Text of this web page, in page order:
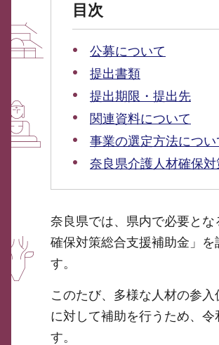
目次
公募について
提出書類
提出期限・提出先
関連資料について
事業の選定方法につい
奈良県介護人材確保
奈良県では、県内で必要と
確保対策総合支援補助金」
す。
このたび、多様な人材の参
に対して補助を行うため、
す。